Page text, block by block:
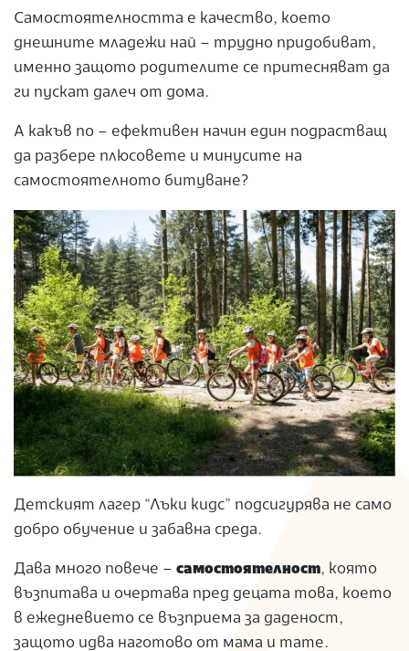
Самостоятелността е качество, което
днешните младежи най – трудно придобиват,
именно защото родителите се притесняват да
ги пускат далеч от дома.
А какъв по – ефективен начин един подрастващ
да разбере плюсовете и минусите на
самостоятелното битуване?
Детският лагер “Лъки кидс” подсигурява не само
добро обучение и забавна среда.
Дава много повече – самостоятелност, която
възпитава и очертава пред децата това, което
в ежедневието се възприема за даденост,
защото идва наготово от мама и тате.